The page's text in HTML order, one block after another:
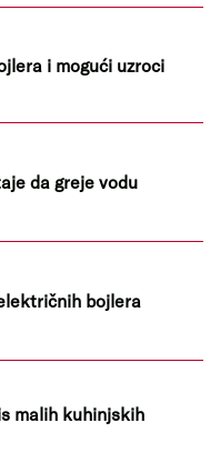
i mogući uzroci
da greje vodu
bojlera
malih kuhinjskih